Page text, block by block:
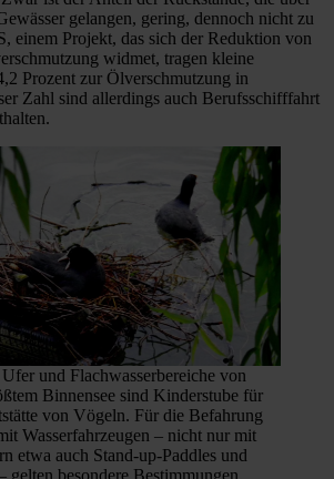
gelangen, gering, dennoch nicht zu
einem Projekt, das sich der Reduktion von
widmet, tragen kleine
Prozent zur Ölverschmutzung in
Zahl sind allerdings auch Berufsschifffahrt
und Flachwasserbereiche von
Binnensee sind Kinderstube für
von Vögeln. Für die Befahrung
Wasserfahrzeugen – nicht nur mit
etwa auch Stand-up-Paddles und
gelten besondere Bestimmungen.